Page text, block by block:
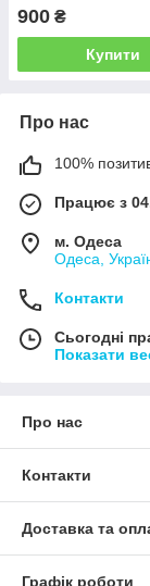
900 ₴
Купити
Про нас
100%
Працює з
м. Одеса
Одеса,
Контакти
Сьогодні
Показати
Про нас
Контакти
Доставка та
Графік роботи